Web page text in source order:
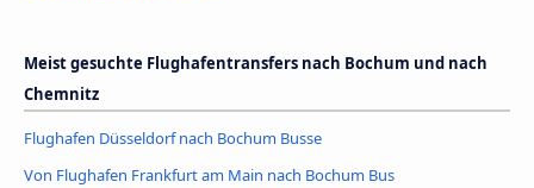
Meist gesuchte Flughafentransfers nach Bochum und nach
Chemnitz
Flughafen Düsseldorf nach Bochum Busse
Von Flughafen Frankfurt am Main nach Bochum Bus